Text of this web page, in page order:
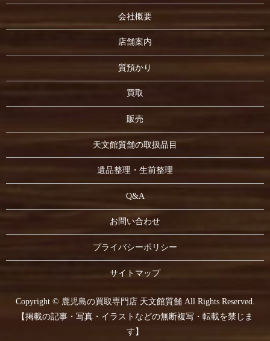
会社概要
店舗案内
質預かり
買取
販売
天文館質舗の取扱品目
遺品整理・生前整理
Q&A
お問い合わせ
プライバシーポリシー
サイトマップ
Copyright © 鹿児島の買取専門店 天文館質舗 All Rights Reserved.
【掲載の記事・写真・イラストなどの無断複写・転載を禁じま
す】